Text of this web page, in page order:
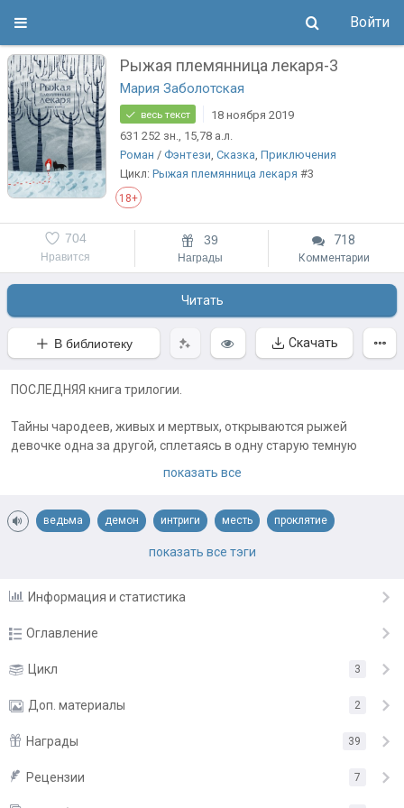
Войти
Рыжая племянница лекаря-3
Мария Заболотская
весь текст
18 ноября 2019
631 252 зн., 15,78 а.л.
Роман / Фэнтези, Сказка, Приключения
Цикл: Рыжая племянница лекаря #3
18+
Нравится
704 39
Награды
718
Комментарии
Читать
В библиотеку Скачать
ПОСЛЕДНЯЯ книга трилогии.
Тайны чародеев, живых и мертвых, открываются рыжей
девочке одна за другой, сплетаясь в одну старую темную
главный секрет злой ведьмы, но на пути к разгадке придется
Примечания автора:
показать все
ведьма демон интриги месть проклятие
странствияпоказать все тэги
Информация и статистика
Оглавление
-1- 7.03.18
-2- 7.03.18
-3- 7.03.18
-4- 7.03.18
Цикл 3
Доп. материалы 2
Иллюстрации
Награды 39
«Спасибо за ваш труд!»
Рецензии 7